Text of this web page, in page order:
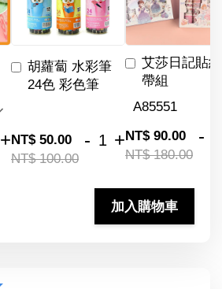
+
胡蘿蔔 水彩筆
24色 彩色筆
NT$ 50.00
NT$ 100.00
- +
艾莎日記貼
帶組
NT$ 90.00
NT$ 180.00
-
加入購物車